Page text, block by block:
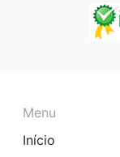
Menu
Início